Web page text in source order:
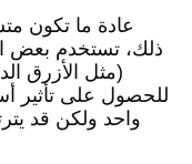
عادة ما تكون
ذلك، تستخدم بعض
(مثل الأزرق
للحصول على تأثير
واحد ولكن قد